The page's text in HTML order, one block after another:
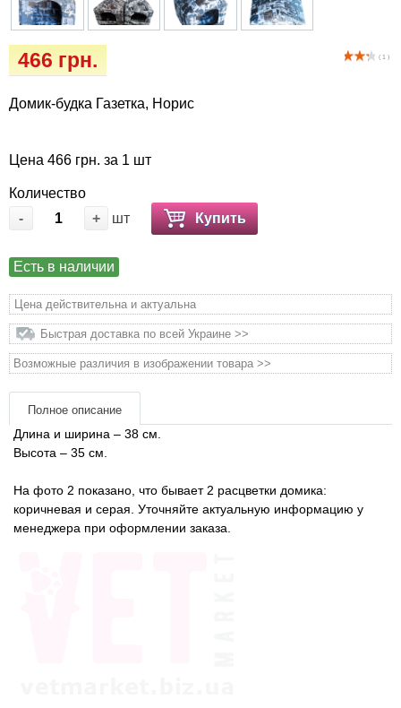
( 1 )
466 грн.
Домик-будка Газетка, Норис
Цена 466 грн. за 1 шт
Количество
-
+ шт Купить
Есть в наличии
Цена действительна и актуальна
Быстрая доставка по всей Украине >>
Возможные различия в изображении товара >>
Полное описание
Длина и ширина – 38 см.
Высота – 35 см.
На фото 2 показано, что бывает 2 расцветки домика:
коричневая и серая. Уточняйте актуальную информацию у
менеджера при оформлении заказа.
Ласощі та корма
Vet Diet Canine Wet - ветеринарные диеты
килимки
Миски, автогодівниці, поілки
Післяопераційні засоби та витратні
матеріали
Подарункові сертифікати
Товари для голубів
Товари для гризунів
Товари для коней